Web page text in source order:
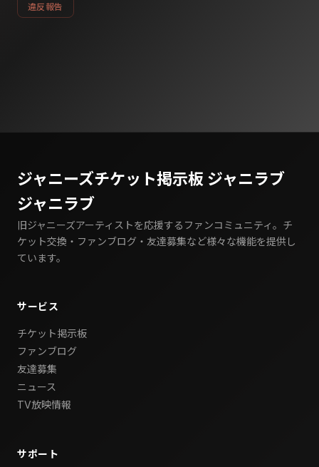
違反報告
ジャニーズチケット掲示板 ジャニラブ
ジャニラブ
旧ジャニーズアーティストを応援するファンコミュニティ。チ
ケット交換・ファンブログ・友達募集など様々な機能を提供し
ています。
サービス
チケット掲示板
ファンブログ
友達募集
ニュース
TV放映情報
サポート